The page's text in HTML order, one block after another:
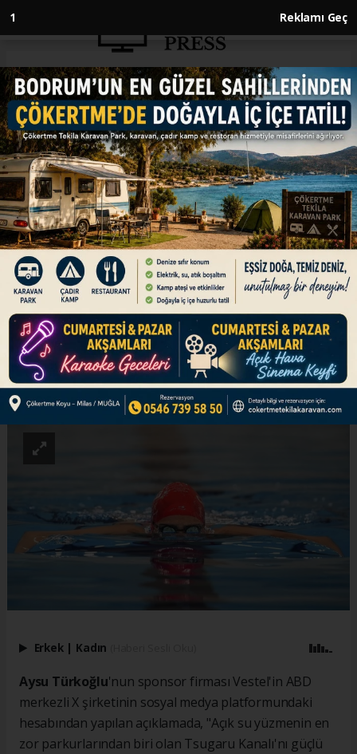
1 Reklamı Geç
Anasayfa SPOR
Ultra maraton yüzücüsü Aysu
Türkoğlu, Tsugaru Kanalı'nı
geçen en genç Türk oldu
SPOR
04.07.2026 - 14:34, Güncelleme: 04.07.2026 - 14:34
Açık su yüzücüsü 25 yaşındaki Aysu Türkoğlu,
Japonya'daki Tsugaru Kanalı'nı 13 saat 44
dakikada geçerek bu başarıya ulaşan en genç
Türk sporcu oldu.
ABONE OL
Erkek Kadın
Aysu Türkoğlu'nun sponsor firması Vestel'in ABD
merkezli X şirketinin sosyal medya platformundaki
hesabından yapılan açıklamada, "Açık su yüzmenin en
zor parkurlarından biri olan Tsugaru Kanalı'nı güçlü